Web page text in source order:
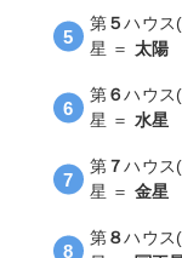
第５ハウス
星 ＝ 太陽
第６ハウス
星 ＝ 水星
第７ハウス
星 ＝ 金星
第８ハウス